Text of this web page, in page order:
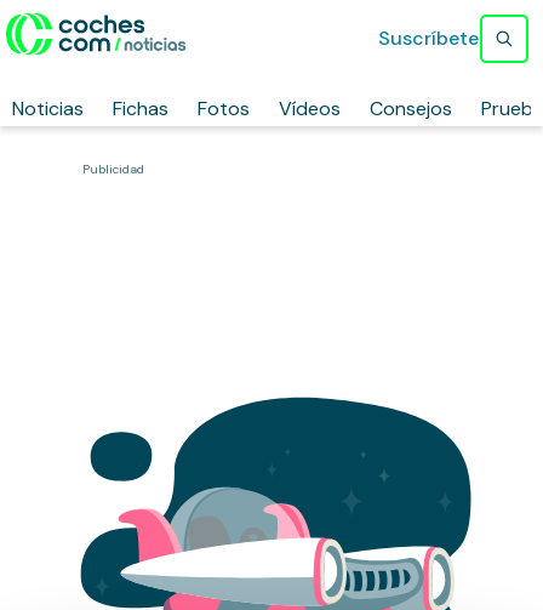
Noticias Fichas Fotos Vídeos Consejos
Suscríbete
Publicidad